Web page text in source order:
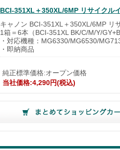
BCI-351XL＋350XL/6MP リサイクル
キャノン BCI-351XL＋350XL/6MP リ
1箱＝6本（BCI-351XL BK/C/M/Y/
・対応機種：MG6330/MG6530/
・即納商品
純正標準価格:オープン価格
当社価格:4,290円(税込)